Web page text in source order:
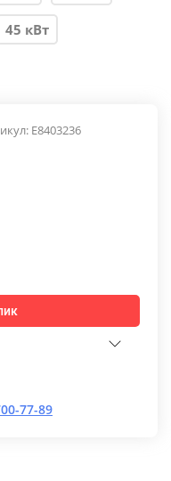
45 кВт
E8403236
77-89